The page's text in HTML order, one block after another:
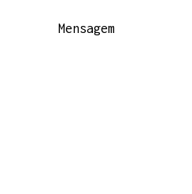
Mensagem